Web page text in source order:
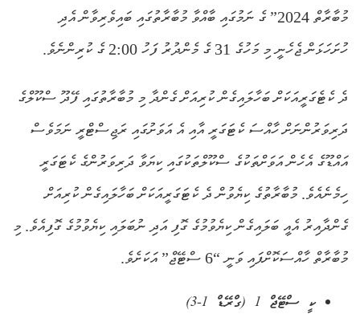
މުބާރާތް 2024” ގެ ނަމުގައި ބާއްވާ މުބާރާތުގައި ބައިވެރިވާން އެދި
ހުށަހަޅަން ޖެހެނީ މި މަހުގެ 31 ގެ މެންދުރު ފަހު 2:00 ގެ ކުރިންނެވެ.
ދެ ކެޓެގަރީއަކަށް ބަހާލައިގެން ކުރިއަށް ގެންދާ މި މުބާރާތުގައި ފޭދޫ ސްކޫލްގެ
ދަރިވަރުންނަށް ހާއްސަ ކެޓަގަރީ އާއި އެ އަވަށުގައި ރަޖިސްޓްރީ ނަމަވެސް
އައްޑޫގެ އެހެން އަވަށްތަކުގެ ސްކޫލްތަކުގައި ކިޔަވާ ދަރިވަރުންގެ ކެޓަގަރީ
ހިމެނެއެވެ. މުބާރާތުގެ ކިޔެވުން ދެ ކެޓަގަރީއަކަށް ބަހާލައިގެން ކުރިއަށް
ގެންދާއިރު އެއީ ބަލައިގެން ކިޔެވުމުގެ ގޮފި އަދި ނުބަލައި ކިޔެވުމުގެ ގޮފިއެވެ. މި
މުބާރާތް ހާއްސަކޮށްފައި ވަނީ “6 ސްޓޭޖް” އަކަށެވެ.
ކީ ސްޓޭޖް 1 (ގްރޭޑް 1-3)